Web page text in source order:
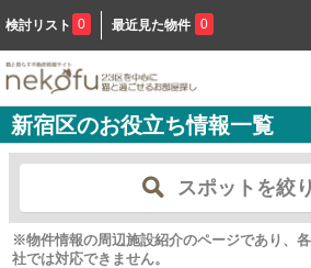
検討リスト 0 最近見た物件 0
新宿区のお役立ち情報一覧
スポットを絞
※物件情報の周辺施設紹介のページであり、
社では対応できません。